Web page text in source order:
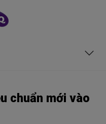
chuẩn mới vào